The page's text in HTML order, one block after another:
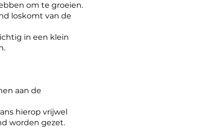
om te groeien.
loskomt van de
in een klein
aan de
hierop vrijwel
worden gezet.